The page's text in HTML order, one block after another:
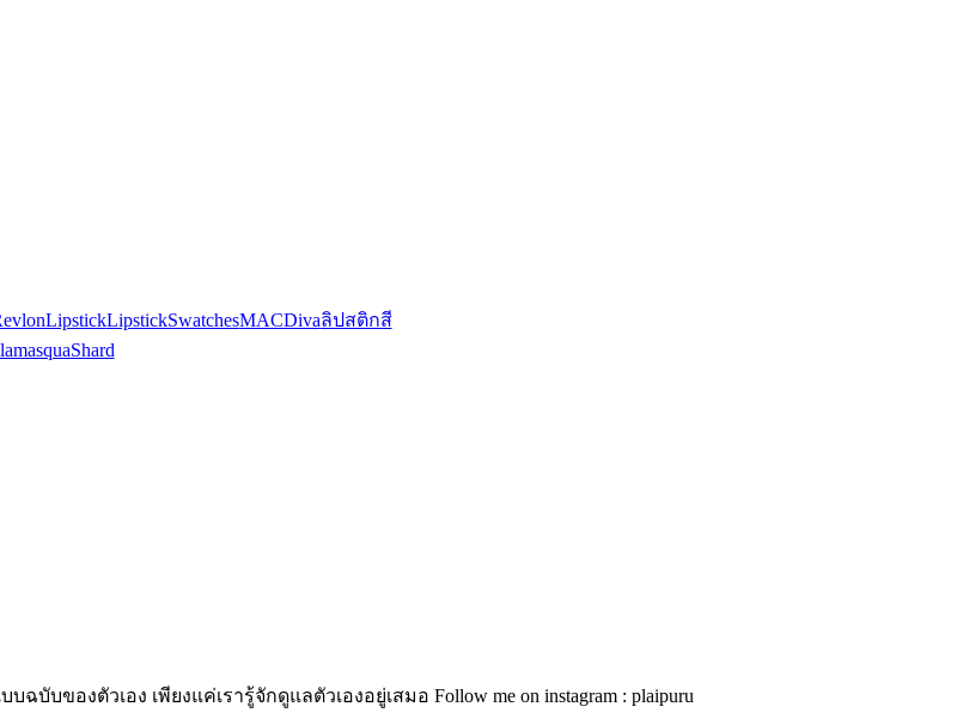
LipstickSwatchesMACDivaลิปสติกสี
บของตัวเอง เพียงแค่เรารู้จักดูแลตัวเองอยู่เสมอ Follow me on instagram : plaipuru